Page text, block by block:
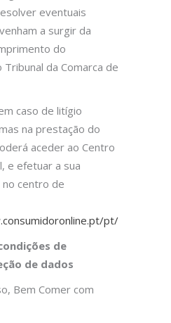
eventuais
a surgir da
do
Tribunal da Comarca de
caso de litígio
na prestação do
aceder ao Centro
e efetuar a sua
no centro de
pt/
de
de dados
Bem Comer com